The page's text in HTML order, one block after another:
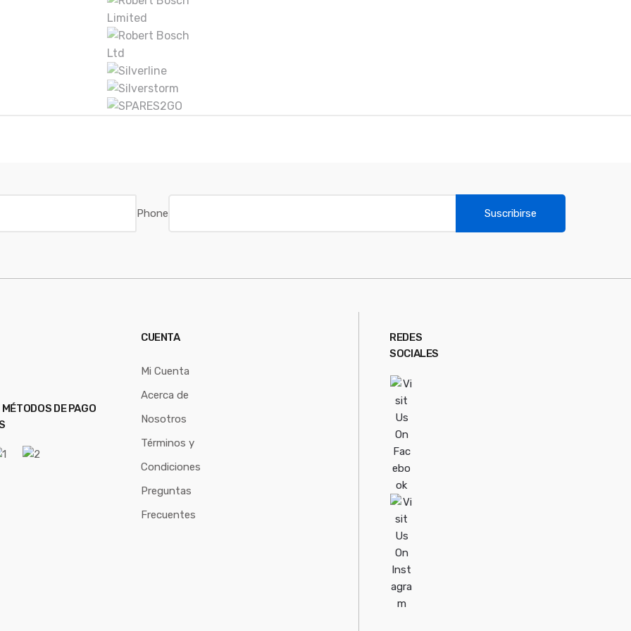
Phone Suscribirse
DE PAGO
CUENTA
Mi Cuenta
Acerca de
Nosotros
Términos y
Condiciones
Preguntas
Frecuentes
REDES
SOCIALES